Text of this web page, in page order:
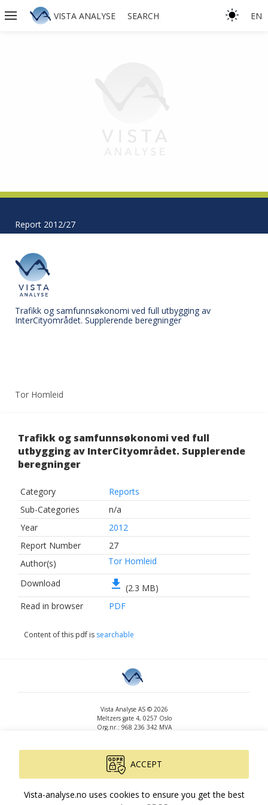
VISTA ANALYSE SEARCH EN
Report 2012/27
Trafikk og samfunnsøkonomi ved full utbygging av
InterCityområdet. Supplerende beregninger
Tor Homleid
Trafikk og samfunnsøkonomi ved full
utbygging av InterCityområdet. Supplerende
beregninger
Category
Reports
Sub-Categories
n/a
Year
2012
Report Number
27
Author(s)
Tor Homleid
Download
file_download (2.3 MB)
Read in browser
PDF
Content of this pdf is searchable
Vista Analyse AS © 2026
Meltzers gate 4, 0257 Oslo
Org.nr.: 968 236 342 MVA
www.vista-analyse.no
By
Peter Ribe
Version: 3.0.244
ACCEPT
Vista-analyse.no uses cookies to ensure you get the best